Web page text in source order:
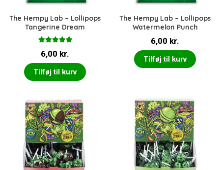
The Hempy Lab – Lollipops
Tangerine Dream
5.00ud af 5
6,00 kr.
Tilføj til kurv
The Hempy Lab – Lollipops
Watermelon Punch
6,00 kr.
Tilføj til kurv